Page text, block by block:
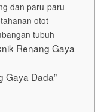
dan paru-paru
otot
tubuh
Renang Gaya
Gaya Dada”